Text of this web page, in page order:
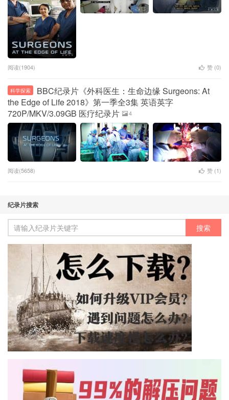
阅读(1904) 赞 (0)
科学探索
BBC纪录片《外科医生：生命边缘 Surgeons: At
the Edge of Life 2018》第一季全3集 英语英字
720P/MKV/3.09GB 医疗纪录片
4
阅读(5658) 赞 (1)
纪录片搜索